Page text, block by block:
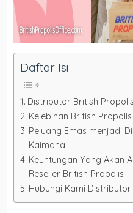
Daftar Isi
Distributor British
Kelebihan British Propolis
Peluang Emas menjadi
Kaimana
Keuntungan Yang Akan
Reseller British Propolis
Hubungi Kami